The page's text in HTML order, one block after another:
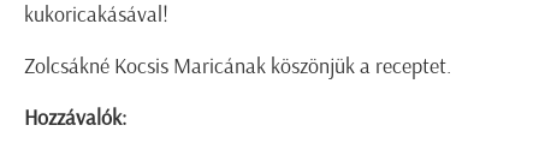
kukoricakásával!
Zolcsákné Kocsis Maricának köszönjük a receptet.
Hozzávalók: